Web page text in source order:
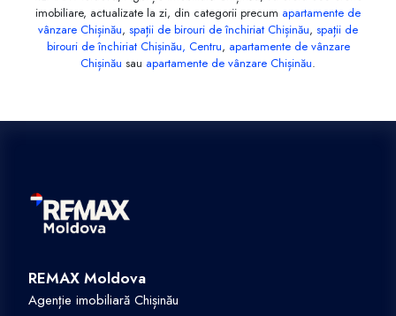
imobiliare, actualizate la zi, din categorii precum apartamente de
vânzare Chișinău, spații de birouri de închiriat Chișinău, spații de
birouri de închiriat Chișinău, Centru, apartamente de vânzare
Chișinău sau apartamente de vânzare Chișinău.
REMAX Moldova
Agenție imobiliară Chișinău